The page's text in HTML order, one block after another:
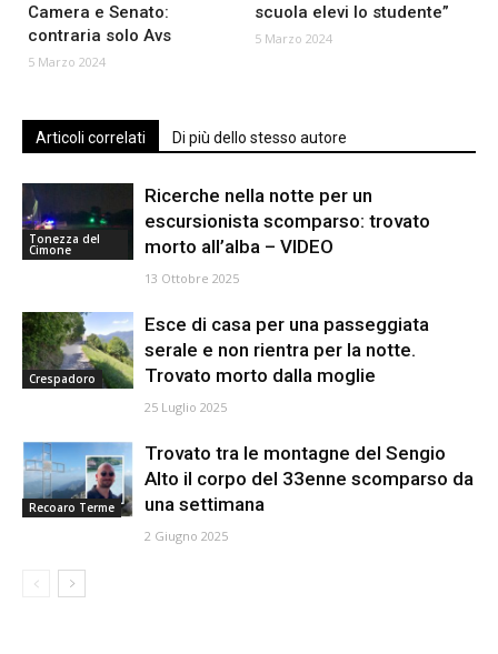
Camera e Senato:
contraria solo Avs
5 Marzo 2024
scuola elevi lo studente”
5 Marzo 2024
Articoli correlati Di più dello stesso autore
Tonezza del
Cimone
Ricerche nella notte per un
escursionista scomparso: trovato
morto all’alba – VIDEO
13 Ottobre 2025
Crespadoro
Esce di casa per una passeggiata
serale e non rientra per la notte.
Trovato morto dalla moglie
25 Luglio 2025
Recoaro Terme
Trovato tra le montagne del Sengio
Alto il corpo del 33enne scomparso da
una settimana
2 Giugno 2025